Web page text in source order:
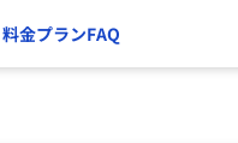
料金プランFAQ